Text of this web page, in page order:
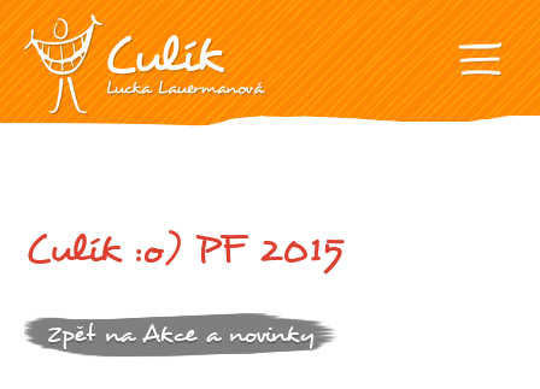
Culík :o) PF 2015
Zpět na Akce a novinky